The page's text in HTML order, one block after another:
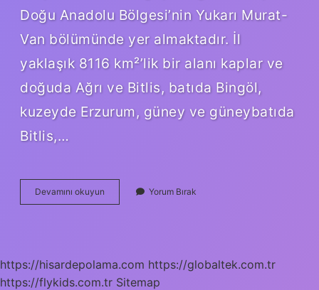
Doğu Anadolu Bölgesi’nin Yukarı Murat-
Van bölümünde yer almaktadır. İl
yaklaşık 8116 km²’lik bir alanı kaplar ve
doğuda Ağrı ve Bitlis, batıda Bingöl,
kuzeyde Erzurum, güney ve güneybatıda
Bitlis,…
Devamını okuyun
Hangi
Yorum Bırak
https://hisardepolama.com https://globaltek.com.tr
https://flykids.com.tr Sitemap